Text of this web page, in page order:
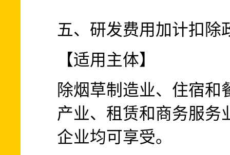
五、研发费用加计扣除
【适用主体】
除烟草制造业、住宿和
产业、租赁和商务服务
企业均可享受。